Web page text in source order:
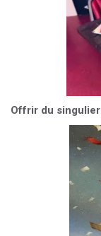
Offrir du singulier